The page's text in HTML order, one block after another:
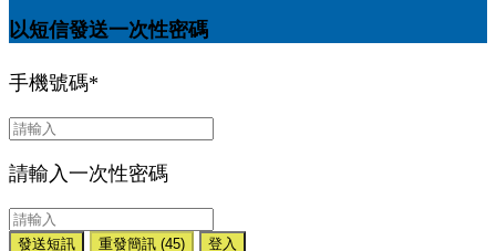
以短信發送一次性密碼
手機號碼*
請輸入一次性密碼
發送短訊 重發簡訊 (45)
登入